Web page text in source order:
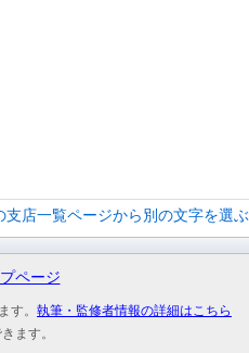
店一覧ページから別の文字を選ぶ
プページ
す。 執筆・監修者情報の詳細はこちら
ます。